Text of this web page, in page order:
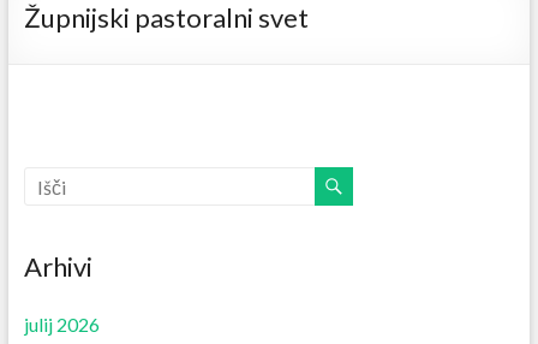
Župnijski pastoralni svet
Arhivi
julij 2026